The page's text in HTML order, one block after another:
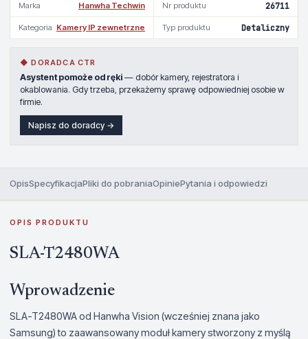
Marka Hanwha Techwin Nr produktu 26711
Kategoria Kamery IP zewnetrzne Typ produktu Detaliczny
◆ DORADCA CTR
Asystent pomoże od ręki — dobór kamery, rejestratora i
okablowania. Gdy trzeba, przekażemy sprawę odpowiedniej osobie w
firmie.
Napisz do doradcy →
OpisSpecyfikacjaPliki do pobraniaOpiniePytania i odpowiedzi
OPIS PRODUKTU
SLA-T2480WA
Wprowadzenie
SLA-T2480WA od Hanwha Vision (wcześniej znana jako
Samsung) to zaawansowany moduł kamery stworzony z myślą